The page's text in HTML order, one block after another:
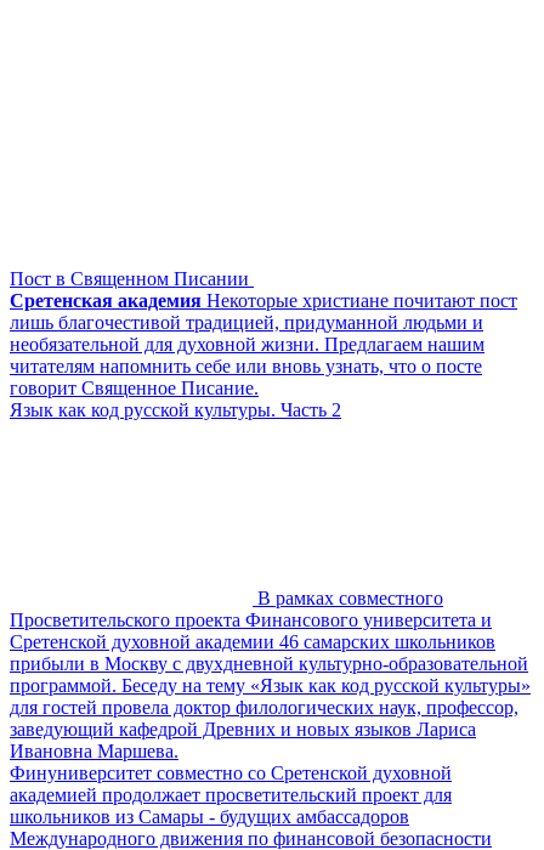
Пост в Священном Писании
Сретенская академия Некоторые христиане почитают пост
лишь благочестивой традицией, придуманной людьми и
необязательной для духовной жизни. Предлагаем нашим
читателям напомнить себе или вновь узнать, что о посте
говорит Священное Писание.
Язык как код русской культуры. Часть 2
В рамках совместного
Просветительского проекта Финансового университета и
Сретенской духовной академии 46 самарских школьников
прибыли в Москву с двухдневной культурно-образовательной
программой. Беседу на тему «Язык как код русской культуры»
для гостей провела доктор филологических наук, профессор,
заведующий кафедрой Древних и новых языков Лариса
Ивановна Маршева.
Финуниверситет совместно со Сретенской духовной
академией продолжает просветительский проект для
школьников из Самары - будущих амбассадоров
Международного движения по финансовой безопасности